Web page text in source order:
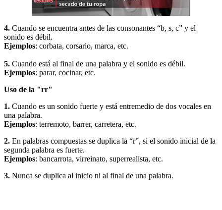
4. Cuando se encuentra antes de las consonantes “b, s, c” y el
sonido es débil.
Ejemplos: corbata, corsario, marca, etc.
5. Cuando está al final de una palabra y el sonido es débil.
Ejemplos: parar, cocinar, etc.
Uso de la "rr"
1. Cuando es un sonido fuerte y está entremedio de dos vocales en
una palabra.
Ejemplos: terremoto, barrer, carretera, etc.
2. En palabras compuestas se duplica la “r”, si el sonido inicial de la
segunda palabra es fuerte.
Ejemplos: bancarrota, virreinato, superrealista, etc.
3. Nunca se duplica al inicio ni al final de una palabra.